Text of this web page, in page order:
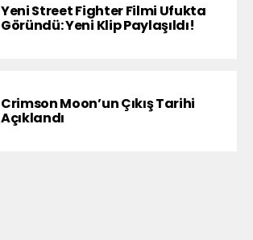
Yeni Street Fighter Filmi Ufukta
Göründü: Yeni Klip Paylaşıldı!
Crimson Moon’un Çıkış Tarihi
Açıklandı